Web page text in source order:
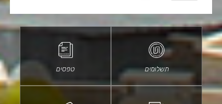
בווטסאפ
באמצעות
תשלומים טפסים